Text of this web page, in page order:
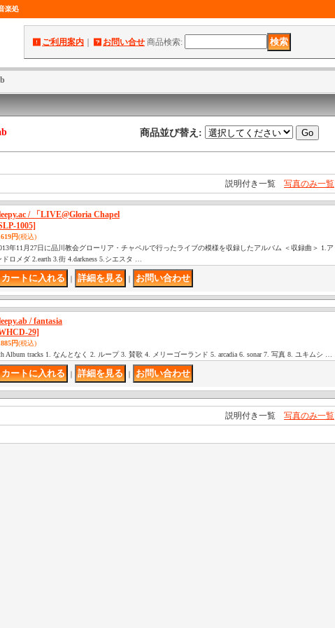
楽処
ご利用案内 お問い合せ 商品検索:
商品並び替え :
説明付き一覧 写真のみ一覧
/ 「LIVE@Gloria Chapel
1005]
円(税込)
年11月27日に品川教会グローリア・チャペルで行ったライブの模様を収録したアルバム ＜収録曲＞ 1.ア
ドロメダ 2.earth 3.街 4.darkness 5.シエスタ …
｜ ｜
/ fantasia
29]
円(税込)
Album tracks 1. なんとなく 2. ループ 3. 賛歌 4. メリーゴーランド 5. arcadia 6. sonar 7. 写真 8. ユキムシ …
｜ ｜
説明付き一覧 写真のみ一覧